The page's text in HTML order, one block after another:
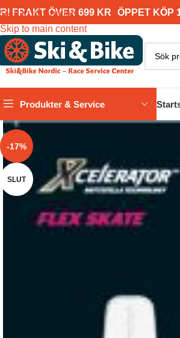
Skip to navigation
Skip to main content
FRAKT ÖVER 699 KR ÖPPET KÖP
Produkter & Service
-17%
SLUT